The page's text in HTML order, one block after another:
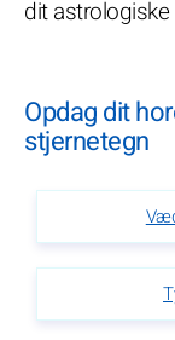
dit
Opdag dit
stjernetegn